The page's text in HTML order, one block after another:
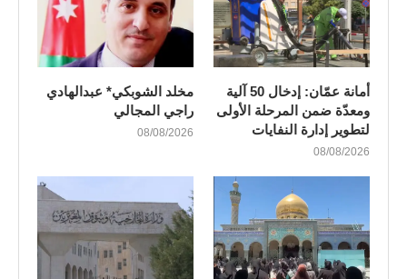
أمانة عمّان: إدخال 50 آلية
ومعدّة ضمن المرحلة الأولى
لتطوير إدارة النفايات
08/08/2026
مخلد الشوبكي* عبدالهادي
راجي المجالي
08/08/2026